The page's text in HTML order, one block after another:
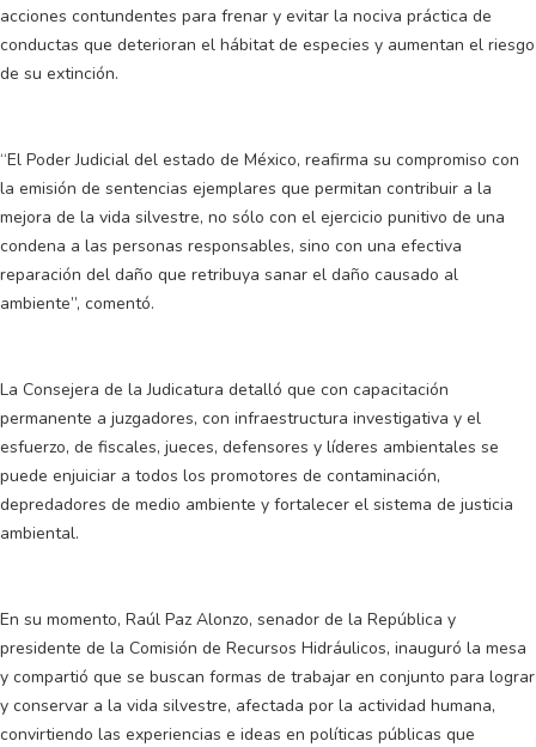
acciones contundentes para frenar y evitar la nociva práctica de
conductas que deterioran el hábitat de especies y aumentan el riesgo
de su extinción.
“El Poder Judicial del estado de México, reafirma su compromiso con
la emisión de sentencias ejemplares que permitan contribuir a la
mejora de la vida silvestre, no sólo con el ejercicio punitivo de una
condena a las personas responsables, sino con una efectiva
reparación del daño que retribuya sanar el daño causado al
ambiente”, comentó.
La Consejera de la Judicatura detalló que con capacitación
permanente a juzgadores, con infraestructura investigativa y el
esfuerzo, de fiscales, jueces, defensores y líderes ambientales se
puede enjuiciar a todos los promotores de contaminación,
depredadores de medio ambiente y fortalecer el sistema de justicia
ambiental.
En su momento, Raúl Paz Alonzo, senador de la República y
presidente de la Comisión de Recursos Hidráulicos, inauguró la mesa
y compartió que se buscan formas de trabajar en conjunto para lograr
y conservar a la vida silvestre, afectada por la actividad humana,
convirtiendo las experiencias e ideas en políticas públicas que